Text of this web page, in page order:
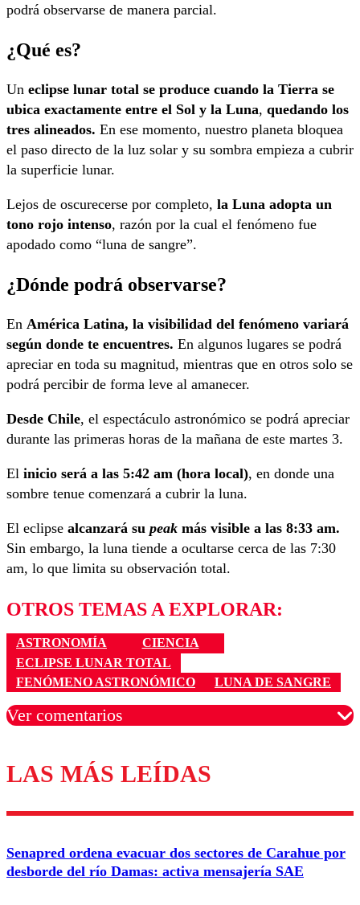
podrá observarse de manera parcial.
¿Qué es?
Un eclipse lunar total se produce cuando la Tierra se
ubica exactamente entre el Sol y la Luna, quedando los
tres alineados. En ese momento, nuestro planeta bloquea
el paso directo de la luz solar y su sombra empieza a cubrir
la superficie lunar.
Lejos de oscurecerse por completo, la Luna adopta un
tono rojo intenso, razón por la cual el fenómeno fue
apodado como “luna de sangre”.
¿Dónde podrá observarse?
En América Latina, la visibilidad del fenómeno variará
según donde te encuentres. En algunos lugares se podrá
apreciar en toda su magnitud, mientras que en otros solo se
podrá percibir de forma leve al amanecer.
Desde Chile, el espectáculo astronómico se podrá apreciar
durante las primeras horas de la mañana de este martes 3.
El inicio será a las 5:42 am (hora local), en donde una
sombre tenue comenzará a cubrir la luna.
El eclipse alcanzará su peak más visible a las 8:33 am.
Sin embargo, la luna tiende a ocultarse cerca de las 7:30
am, lo que limita su observación total.
OTROS TEMAS A EXPLORAR:
ASTRONOMÍA
CIENCIA
ECLIPSE LUNAR TOTAL
FENÓMENO ASTRONÓMICO
LUNA DE SANGRE
Ver comentarios
Los comentarios son moderados para garantizar un
diálogo respetuoso.
Correo
LAS MÁS LEÍDAS
Senapred ordena evacuar dos sectores de Carahue por
desborde del río Damas: activa mensajería SAE